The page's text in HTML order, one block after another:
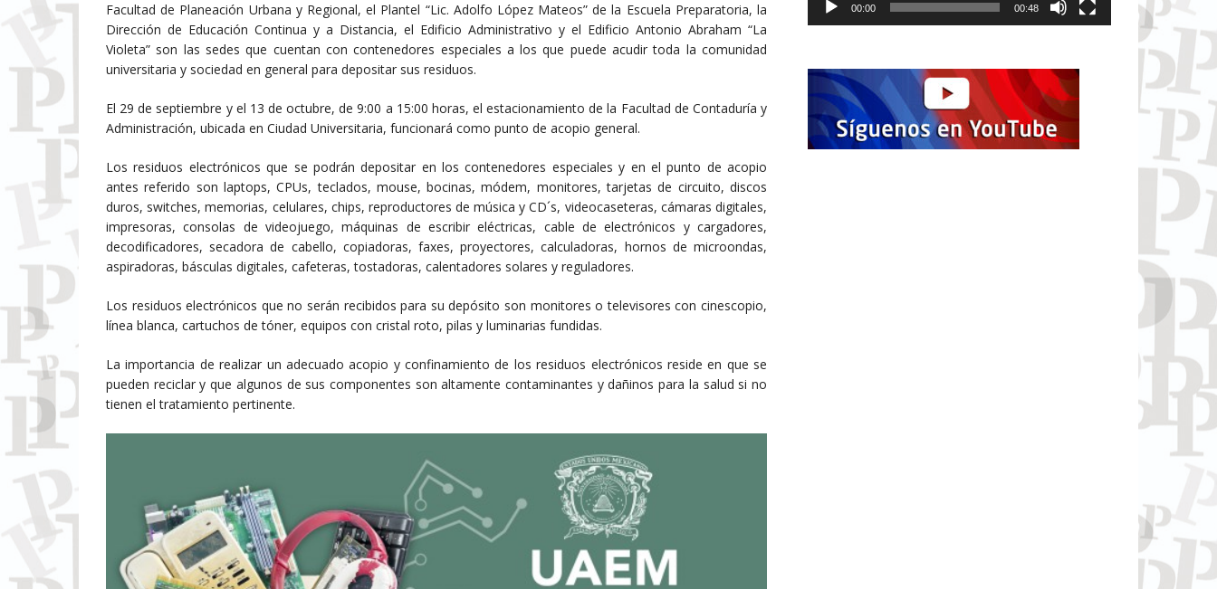
Facultad de Planeación Urbana y Regional, el Plantel “Lic. Adolfo López Mateos” de la Escuela Preparatoria, la
Dirección de Educación Continua y a Distancia, el Edificio Administrativo y el Edificio Antonio Abraham “La
Violeta” son las sedes que cuentan con contenedores especiales a los que puede acudir toda la comunidad
universitaria y sociedad en general para depositar sus residuos.
El 29 de septiembre y el 13 de octubre, de 9:00 a 15:00 horas, el estacionamiento de la Facultad de Contaduría y
Administración, ubicada en Ciudad Universitaria, funcionará como punto de acopio general.
Los residuos electrónicos que se podrán depositar en los contenedores especiales y en el punto de acopio
antes referido son laptops, CPUs, teclados, mouse, bocinas, módem, monitores, tarjetas de circuito, discos
duros, switches, memorias, celulares, chips, reproductores de música y CD´s, videocaseteras, cámaras digitales,
impresoras, consolas de videojuego, máquinas de escribir eléctricas, cable de electrónicos y cargadores,
decodificadores, secadora de cabello, copiadoras, faxes, proyectores, calculadoras, hornos de microondas,
aspiradoras, básculas digitales, cafeteras, tostadoras, calentadores solares y reguladores.
Los residuos electrónicos que no serán recibidos para su depósito son monitores o televisores con cinescopio,
línea blanca, cartuchos de tóner, equipos con cristal roto, pilas y luminarias fundidas.
La importancia de realizar un adecuado acopio y confinamiento de los residuos electrónicos reside en que se
pueden reciclar y que algunos de sus componentes son altamente contaminantes y dañinos para la salud si no
tienen el tratamiento pertinente.
00:00 00:48